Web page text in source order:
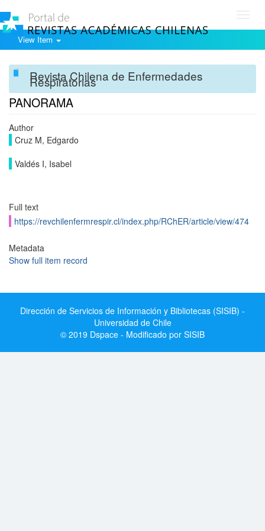
View Item
Revista Chilena de Enfermedades
Respiratorias
PANORAMA
Author
Cruz M, Edgardo
Valdés I, Isabel
Full text
https://revchilenfermrespir.cl/index.php/RChER/article/view/474
Metadata
Show full item record
Dirección de Servicios de Información y Bibliotecas (SISIB) -
Universidad de Chile
© 2019 Dspace - Modificado por SISIB